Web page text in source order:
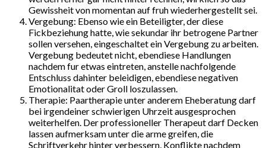
Gewissheit von momentan auf fruh wiederhergestellt sei.
Vergebung: Ebenso wie ein Beteiligter, der diese
Fickbeziehung hatte, wie sekundar ihr betrogene Partner
sollen versehen, eingeschaltet ein Vergebung zu arbeiten.
Vergebung bedeutet nicht, ebendiese Handlungen
nachdem fur etwas eintreten, anstelle nachfolgende
Entschluss dahinter beleidigen, ebendiese negativen
Emotionalitat oder Groll loszulassen.
Therapie: Paartherapie unter anderem Eheberatung darf
bei irgendeiner schwierigen Uhrzeit ausgesprochen
weiterhelfen. Der professioneller Therapeut darf Decken
lassen aufmerksam unter die arme greifen, die
Schriftverkehr hinter verbessern, Konflikte nachdem